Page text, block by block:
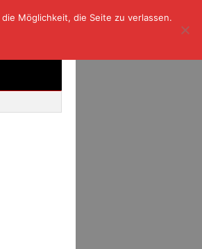
Möglichkeit, die Seite zu verlassen.